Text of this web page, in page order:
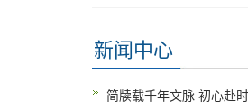
新闻中心
简牍载千年文脉 初心赴